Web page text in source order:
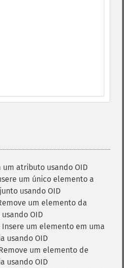
um atributo usando OID
um único elemento a
usando OID
um elemento da
OID
Insere um elemento em uma
usando OID
um elemento de
usando OID